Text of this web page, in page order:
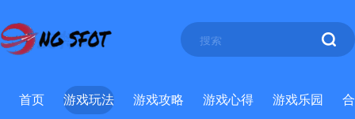
首页 游戏玩法 游戏攻略 游戏心得 游戏乐园